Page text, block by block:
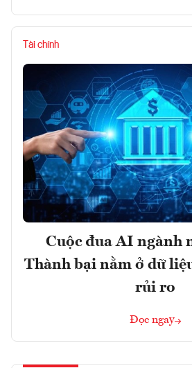
Tài chính
Cuộc đua AI ngành
Thành bại nằm ở dữ
rủi ro
Đọc ngay